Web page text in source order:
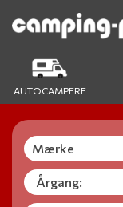
AUTOCAMPERE
Årgang: